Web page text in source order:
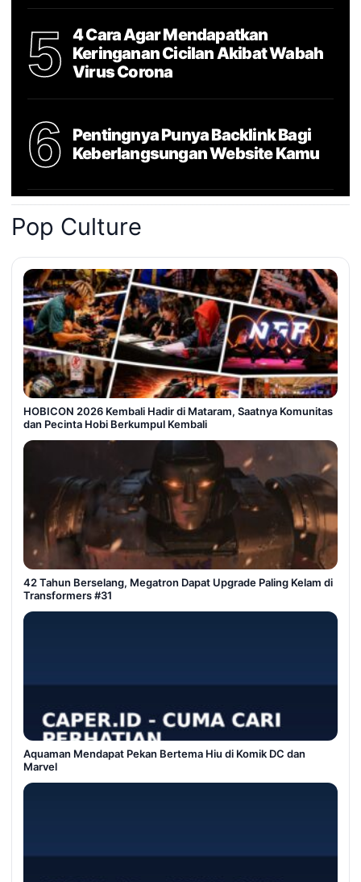
5
4 Cara Agar Mendapatkan
Keringanan Cicilan Akibat Wabah
Virus Corona
6
Pentingnya Punya Backlink Bagi
Keberlangsungan Website Kamu
Pop Culture
HOBICON 2026 Kembali Hadir di Mataram, Saatnya Komunitas
dan Pecinta Hobi Berkumpul Kembali
42 Tahun Berselang, Megatron Dapat Upgrade Paling Kelam di
Transformers #31
Aquaman Mendapat Pekan Bertema Hiu di Komik DC dan
Marvel